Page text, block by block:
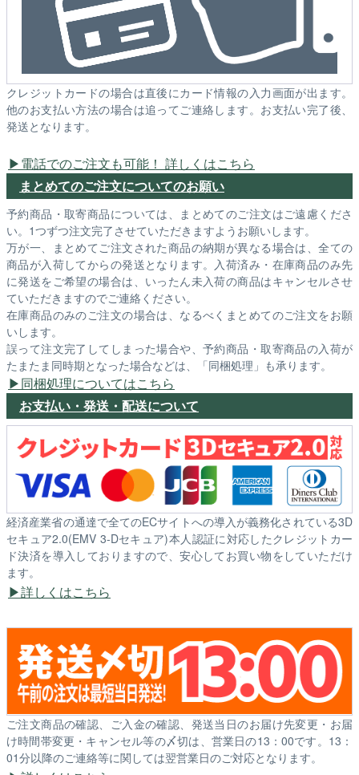
クレジットカードの場合は直後にカード情報の入力画面が出ます。
他のお支払い方法の場合は追ってご連絡します。お支払い完了後、
発送となります。
電話でのご注文も可能！ 詳しくはこちら
まとめてのご注文についてのお願い
予約商品・取寄商品については、まとめてのご注文はご遠慮くださ
い。1つずつ注文完了させていただきますようお願いします。
万が一、まとめてご注文された商品の納期が異なる場合は、全ての
商品が入荷してからの発送となります。入荷済み・在庫商品のみ先
に発送をご希望の場合は、いったん未入荷の商品はキャンセルさせ
ていただきますのでご連絡ください。
在庫商品のみのご注文の場合は、なるべくまとめてのご注文をお願
いします。
誤って注文完了してしまった場合や、予約商品・取寄商品の入荷が
たまたま同時期となった場合などは、「同梱処理」も承ります。
同梱処理についてはこちら
お支払い・発送・配送について
経済産業省の通達で全てのECサイトへの導入が義務化されている3D
セキュア2.0(EMV 3-Dセキュア)本人認証に対応したクレジットカー
ド決済を導入しておりますので、安心してお買い物をしていただけ
ます。
詳しくはこちら
ご注文商品の確認、ご入金の確認、発送当日のお届け先変更・お届
け時間帯変更・キャンセル等の〆切は、営業日の13：00です。13：
01分以降のご連絡等に関しては翌営業日のご対応となります。